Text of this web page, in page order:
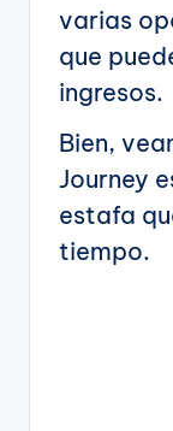
varias
que
ingresos.
Bien,
Journey
estafa
tiempo.